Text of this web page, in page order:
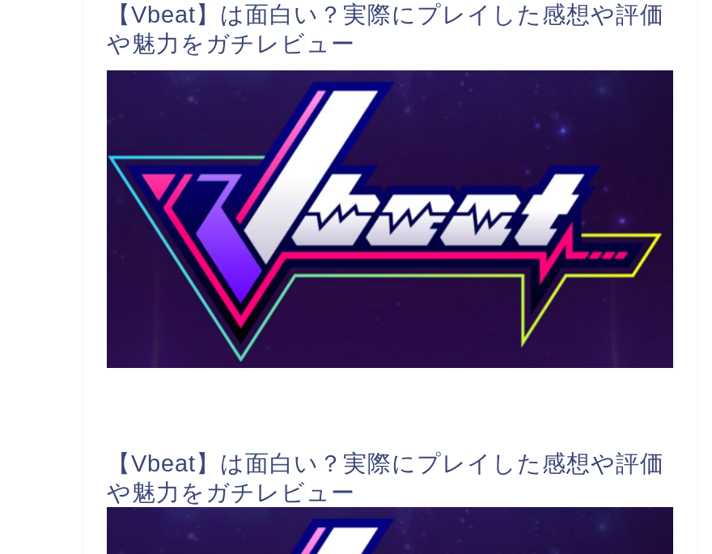
【Vbeat】は面白い？実際にプレイした感想や評価
や魅力をガチレビュー
【Vbeat】は面白い？実際にプレイした感想や評価
や魅力をガチレビュー